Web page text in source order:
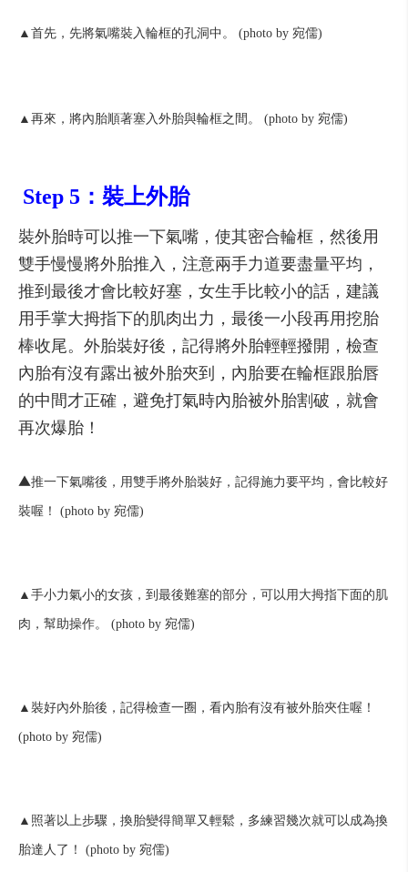
▲首先，先將氣嘴裝入輪框的孔洞中。 (photo by 宛儒)
▲再來，將內胎順著塞入外胎與輪框之間。 (photo by 宛儒)
Step 5：裝上外胎
裝外胎時可以推一下氣嘴，使其密合輪框，然後用
雙手慢慢將外胎推入，注意兩手力道要盡量平均，
推到最後才會比較好塞，女生手比較小的話，建議
用手掌大拇指下的肌肉出力，最後一小段再用挖胎
棒收尾。外胎裝好後，記得將外胎輕輕撥開，檢查
內胎有沒有露出被外胎夾到，內胎要在輪框跟胎唇
的中間才正確，避免打氣時內胎被外胎割破，就會
再次爆胎！
▲推一下氣嘴後，用雙手將外胎裝好，記得施力要平均，會比較好
裝喔！ (photo by 宛儒)
▲手小力氣小的女孩，到最後難塞的部分，可以用大拇指下面的肌
肉，幫助操作。 (photo by 宛儒)
▲裝好內外胎後，記得檢查一圈，看內胎有沒有被外胎夾住喔！
(photo by 宛儒)
▲照著以上步驟，換胎變得簡單又輕鬆，多練習幾次就可以成為換
胎達人了！ (photo by 宛儒)